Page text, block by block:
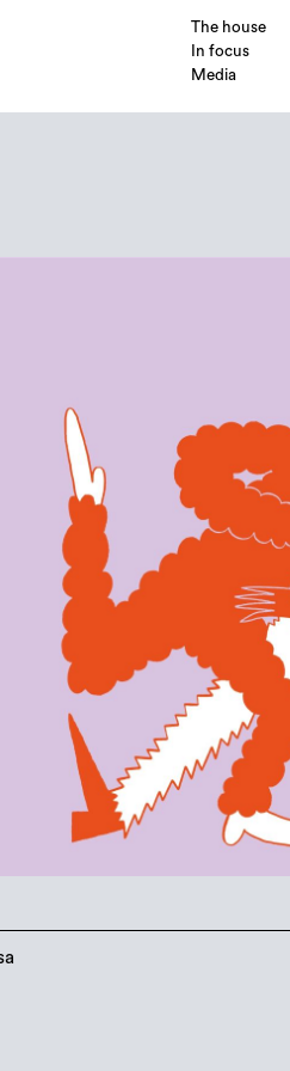
The house
In focus
Media